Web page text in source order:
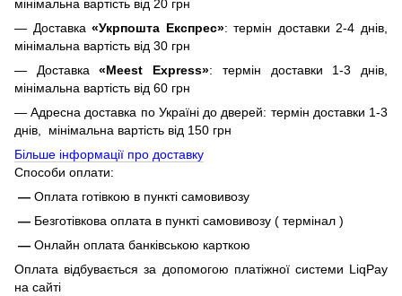
мінімальна вартість від 20 грн
— Доставка«Укрпошта Експрес»: термін доставки 2-4 днів,
мінімальна вартість від 30 грн
— Доставка«Meest Express»: термін доставки 1-3 днів,
мінімальна вартість від 60 грн
— Адресна доставка по Україні до дверей: термін доставки 1-3
днів, мінімальна вартість від 150 грн
Більше інформації про доставку
Способи оплати:
— Оплата готівкою в пункті самовивозу
— Безготівкова оплата в пункті самовивозу ( термінал )
— Онлайн оплата банківською карткою
Оплата відбувається за допомогою платіжної системи LiqPay
на сайті